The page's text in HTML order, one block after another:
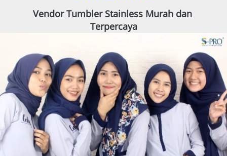
Vendor Tumbler Stainless Murah dan
Terpercaya